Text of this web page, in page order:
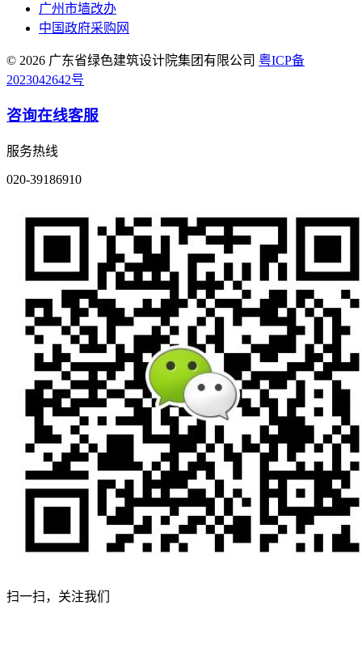
广州市墙改办
中国政府采购网
© 2026 广东省绿色建筑设计院集团有限公司 粤ICP备
2023042642号
咨询在线客服
服务热线
020-39186910
扫一扫，关注我们